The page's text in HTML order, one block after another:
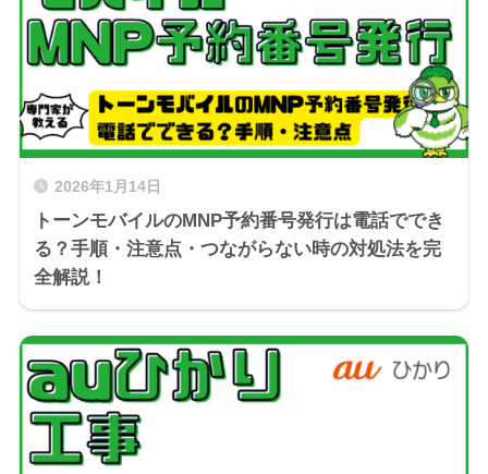
2026年1月14日
トーンモバイルのMNP予約番号発行は電話ででき
る？手順・注意点・つながらない時の対処法を完
全解説！